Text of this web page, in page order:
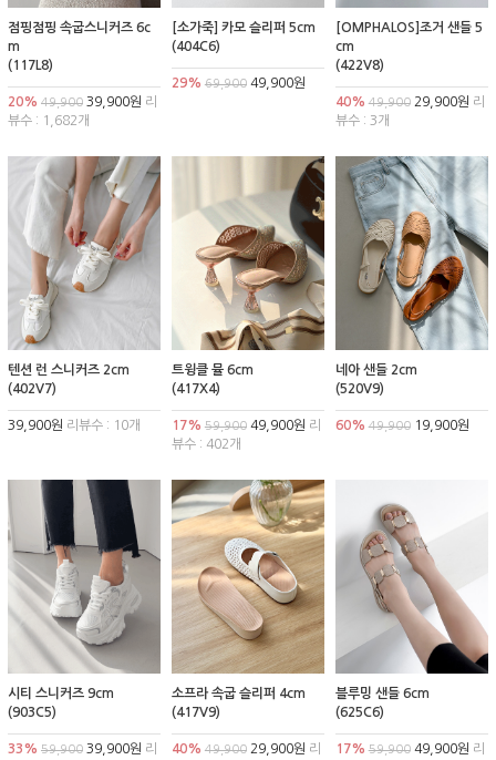
점핑점핑 속굽스니커즈 6c
m
(117L8)
20% 49,900 39,900원 리
뷰수 : 1,682개
[소가죽] 카모 슬리퍼 5cm
(404C6)
29% 69,90049,900원
[OMPHALOS]조거 샌들 5
cm
(422V8)
40% 49,90029,900원 리
뷰수 : 3개
텐션 런 스니커즈 2cm
(402V7)
39,900원 리뷰수 : 10개
트윙클 뮬 6cm
(417X4)
17% 59,90049,900원 리
뷰수 : 402개
네아 샌들 2cm
(520V9)
60% 49,90019,900원
시티 스니커즈 9cm
(903C5)
33% 59,900 39,900원 리
소프라 속굽 슬리퍼 4cm
(417V9)
40% 49,90029,900원 리
블루밍 샌들 6cm
(625C6)
17% 59,90049,900원 리